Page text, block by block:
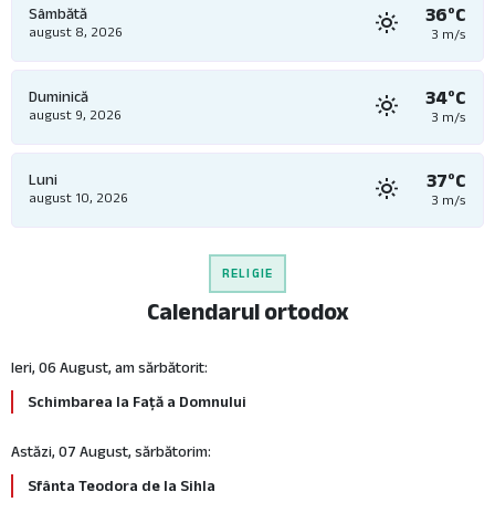
Sâmbătă
august 8, 2026
36°C
3 m/s
Duminică
august 9, 2026
34°C
3 m/s
Luni
august 10, 2026
37°C
3 m/s
RELIGIE
Calendarul ortodox
Ieri, 06 August, am sărbătorit:
Schimbarea la Față a Domnului
Astăzi, 07 August, sărbătorim:
Sfânta Teodora de la Sihla